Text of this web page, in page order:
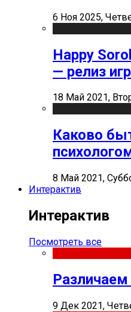
6 Ноя 2025,
Happy
— релиз
18 Май 2021,
Каково
8 Май 2021,
Интерактив
Интерактив
Посмотреть все
9 Дек 2021,